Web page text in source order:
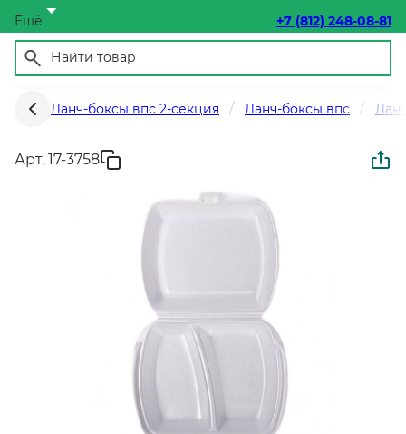
Ещё +7 (812) 248-08-81
Ланч-боксы впс 2-секция Ланч-боксы впс
Арт. 17-3758